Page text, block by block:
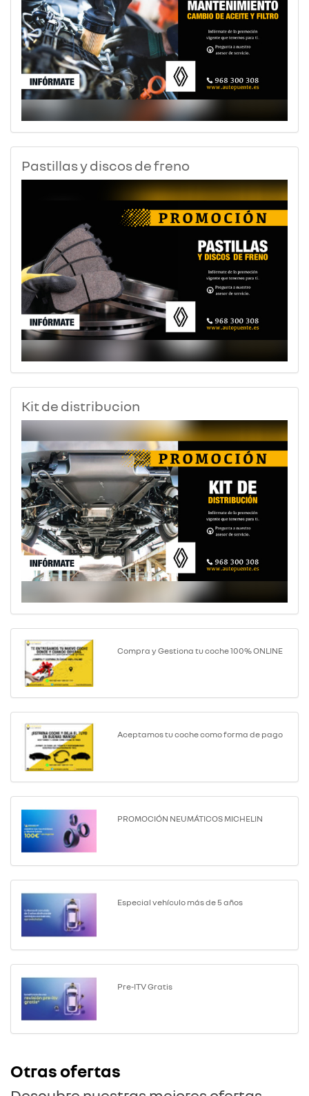
Pastillas y discos de freno
Kit de distribucion
Compra y Gestiona tu coche 100% ONLINE
Aceptamos tu coche como forma de pago
PROMOCIÓN NEUMÁTICOS MICHELIN
Especial vehículo más de 5 años
Pre-ITV Gratis
Otras ofertas